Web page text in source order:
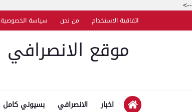
-->
اتفاقية الاستخدام من نحن سياسة الخصوصية
موقع الانصرافي
اخبار الانصرافي بسيوني كامل